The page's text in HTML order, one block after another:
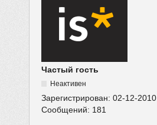
Частый гость
Неактивен
Зарегистрирован:02-12-2010
Сообщений: 181